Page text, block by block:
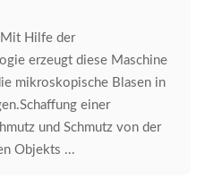
Mit Hilfe der
erzeugt diese Maschine
mikroskopische Blasen in
einer
und Schmutz von der
Objekts ...